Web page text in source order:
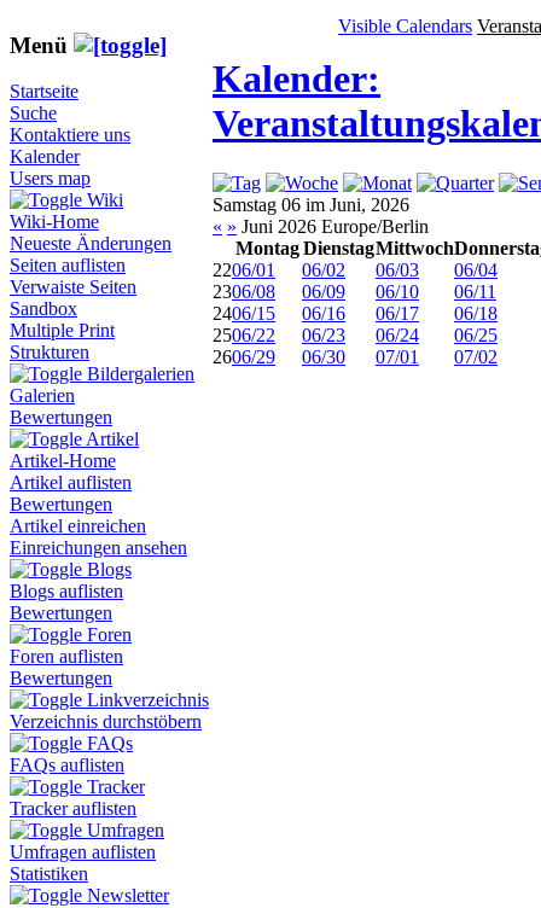
Menü
Startseite
Suche
Kontaktiere uns
Kalender
Users map
Wiki
Wiki-Home
Neueste Änderungen
Seiten auflisten
Verwaiste Seiten
Sandbox
Multiple Print
Strukturen
Bildergalerien
Galerien
Bewertungen
Artikel
Artikel-Home
Artikel auflisten
Bewertungen
Artikel einreichen
Einreichungen ansehen
Blogs
Blogs auflisten
Bewertungen
Foren
Foren auflisten
Bewertungen
Linkverzeichnis
Verzeichnis durchstöbern
FAQs
FAQs auflisten
Tracker
Tracker auflisten
Umfragen
Umfragen auflisten
Statistiken
Newsletter
Visible Calendars
Kalender:
Samstag 06 im Juni, 2026
« » Juni 2026 Europe/Berlin
Montag DienstagMittwoch
2206/01 06/02 06/03
06/04
2306/08 06/09 06/10
06/11
2406/15 06/16 06/17
06/18
2506/22 06/23 06/24
06/25
2606/29 06/30 07/01 07/02